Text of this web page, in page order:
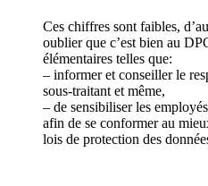
Ces chiffres sont faibles,
oublier que c’est bien au
élémentaires telles que:
– informer et conseiller le
sous-traitant et même,
– de sensibiliser les
afin de se conformer au
lois de protection des